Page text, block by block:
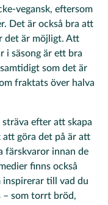
vegansk, eftersom
Det är också bra att
det är möjligt. Att
i säsong är ett bra
som det är
fraktats över halva
efter att skapa
göra det på är att
färskvaror innan de
finns också
inspirerar till vad du
– som torrt bröd,